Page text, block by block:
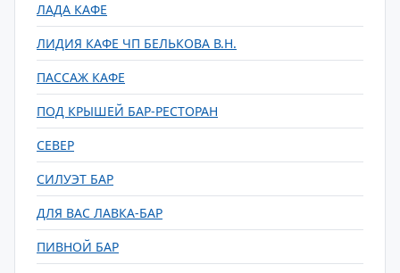
ЛАДА КАФЕ
ЛИДИЯ КАФЕ ЧП БЕЛЬКОВА В.Н.
ПАССАЖ КАФЕ
ПОД КРЫШЕЙ БАР-РЕСТОРАН
СЕВЕР
СИЛУЭТ БАР
ДЛЯ ВАС ЛАВКА-БАР
ПИВНОЙ БАР